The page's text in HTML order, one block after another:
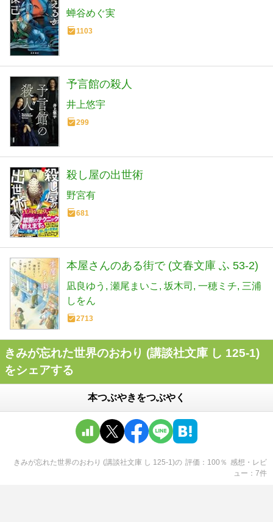
蝉谷めぐ実
1103
予言館の殺人
井上悠宇
299
殺し屋の出世術
野宮有
681
本屋さんのある街で (文春文庫 ふ 53-2)
凪良ゆう 瀬尾まいこ 坂木司 一穂ミチ 三浦
しをん
2713
きみが忘れた世界のおわり (講談社文庫 し 125-1)
をシェアする
本つぶやきをつぶやく
きみが忘れた世界のおわり (講談社文庫 し 125-1)の 評価 100 ％ 感想・レビ
ュー
7件